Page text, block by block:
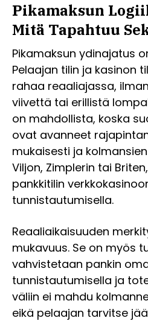
Pikamaksun
Mitä Tapahtuu
Pikamaksun ydinajatus
Pelaajan tilin ja kasinon
rahaa reaaliajassa,
viivettä tai erillistä
on mahdollista, koska
ovat avanneet
mukaisesti ja
Viljon, Zimplerin tai
pankkitilin
tunnistautumisella.
Reaaliaikaisuuden
mukavuus. Se on myös
vahvistetaan pankin
tunnistautumisella ja
väliin ei mahdu
eikä pelaajan tarvitse